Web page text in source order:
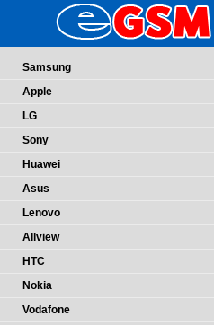
Samsung
Apple
LG
Sony
Huawei
Asus
Lenovo
Allview
HTC
Nokia
Vodafone